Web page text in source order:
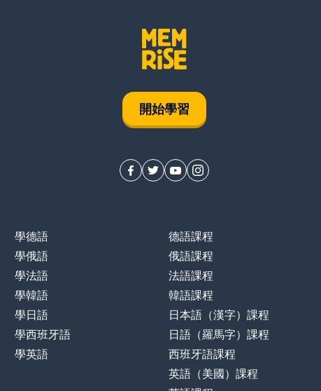
開始學習
學德語
學俄語
學法語
學韓語
學日語
學西班牙語
學英語
德語課程
俄語課程
法語課程
韓語課程
日本語（漢字）課程
日語（羅馬字）課程
西班牙語課程
英語（美國）課程